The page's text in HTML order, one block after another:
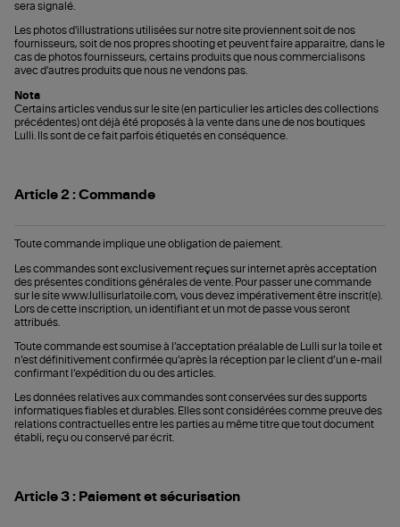
sera signalé.
Les photos d'illustrations utilisées sur notre site proviennent soit de nos
fournisseurs, soit de nos propres shooting et peuvent faire apparaitre, dans le
cas de photos fournisseurs, certains produits que nous commercialisons
avec d'autres produits que nous ne vendons pas.
Nota
Certains articles vendus sur le site (en particulier les articles des collections
précédentes) ont déjà été proposés à la vente dans une de nos boutiques
Lulli. Ils sont de ce fait parfois étiquetés en conséquence.
Article 2 : Commande
Toute commande implique une obligation de paiement.
Les commandes sont exclusivement reçues sur internet après acceptation
des présentes conditions générales de vente. Pour passer une commande
sur le site www.lullisurlatoile.com, vous devez impérativement être inscrit(e).
Lors de cette inscription, un identifiant et un mot de passe vous seront
attribués.
Toute commande est soumise à l’acceptation préalable de Lulli sur la toile et
n’est définitivement confirmée qu’après la réception par le client d’un e-mail
confirmant l’expédition du ou des articles.
Les données relatives aux commandes sont conservées sur des supports
informatiques fiables et durables. Elles sont considérées comme preuve des
relations contractuelles entre les parties au même titre que tout document
établi, reçu ou conservé par écrit.
Article 3 : Paiement et sécurisation